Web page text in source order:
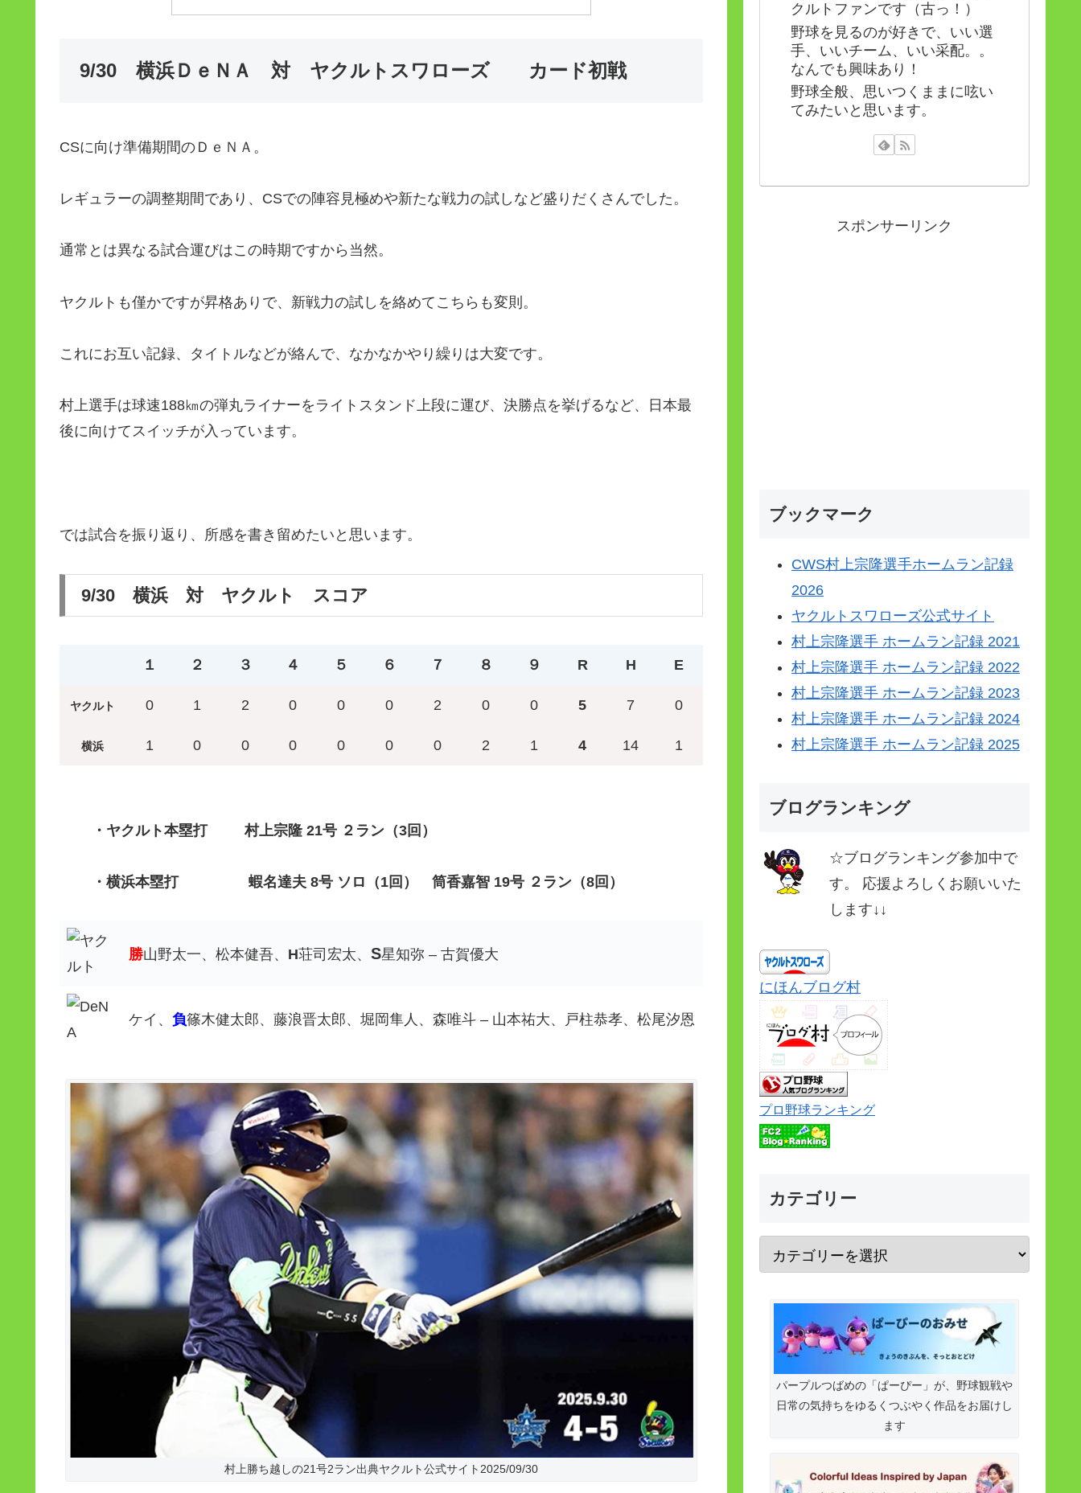
9/30 横浜ＤｅＮＡ 対 ヤクルトスワローズ カード初戦
CSに向け準備期間のＤｅＮＡ。
レギュラーの調整期間であり、CSでの陣容見極めや新たな戦力の試しなど盛りだくさんでした。
通常とは異なる試合運びはこの時期ですから当然。
ヤクルトも僅かですが昇格ありで、新戦力の試しを絡めてこちらも変則。
これにお互い記録、タイトルなどが絡んで、なかなかやり繰りは大変です。
村上選手は球速188㎞の弾丸ライナーをライトスタンド上段に運び、決勝点を挙げるなど、日本最
後に向けてスイッチが入っています。
では試合を振り返り、所感を書き留めたいと思います。
9/30 横浜 対 ヤクルト スコア
１ ２ ３ ４ ５ ６ ７ ８ ９ R H E
ヤクルト 0 1 2 0 0 0 2 0 0 5 7 0
横浜 1 0 0 0 0 0 0 2 1 4 14 1
・ヤクルト本塁打 村上宗隆 21号 ２ラン（3回）
・横浜本塁打 蝦名達夫 8号 ソロ（1回） 筒香嘉智 19号 ２ラン（8回）
勝山野太一、松本健吾、 H荘司宏太、 S星知弥 – 古賀優大
ケイ、 負篠木健太郎、藤浪晋太郎、堀岡隼人、森唯斗 – 山本祐大、戸柱恭孝、松尾汐恩
村上勝ち越しの21号2ラン出典ヤクルト公式サイト2025/09/30
クルトファンです（古っ！）
野球を見るのが好きで、いい選
手、いいチーム、いい采配。。
なんでも興味あり！
野球全般、思いつくままに呟い
てみたいと思います。
スポンサーリンク
ブックマーク
CWS村上宗隆選手ホームラン記録
2026
ヤクルトスワローズ公式サイト
村上宗隆選手 ホームラン記録 2021
村上宗隆選手 ホームラン記録 2022
村上宗隆選手 ホームラン記録 2023
村上宗隆選手 ホームラン記録 2024
村上宗隆選手 ホームラン記録 2025
ブログランキング
☆ブログランキング参加中で
す。 応援よろしくお願いいた
します↓↓
にほんブログ村
プロ野球ランキング
カテゴリー
パープルつばめの「ぱーぴー」が、野球観戦や
日常の気持ちをゆるくつぶやく作品をお届けし
ます